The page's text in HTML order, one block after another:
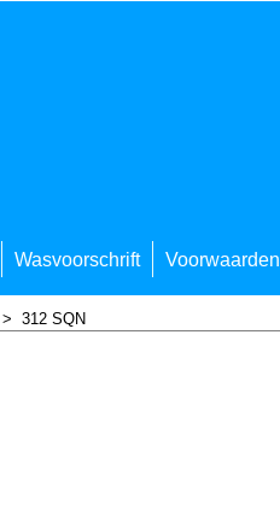
Wasvoorschrift Voorwaarden
> 312 SQN